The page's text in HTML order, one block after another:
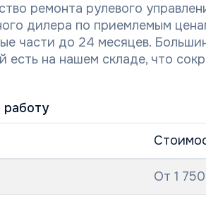
ремонта рулевого
дилера по приемлемым
части до 24 месяцев.
есть на нашем складе, что
работу
От 1